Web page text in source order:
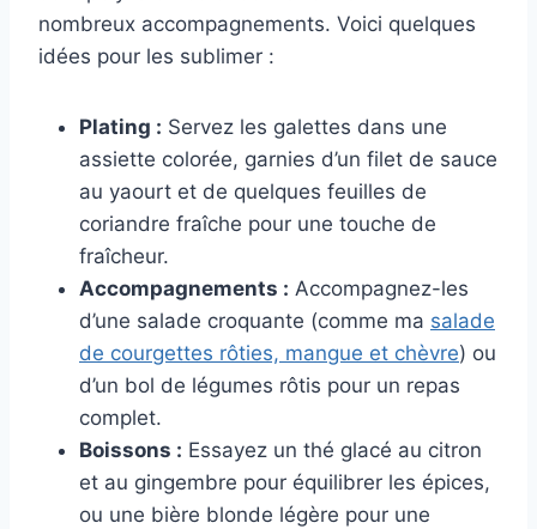
nombreux accompagnements. Voici quelques
idées pour les sublimer :
Plating : Servez les galettes dans une
assiette colorée, garnies d’un filet de sauce
au yaourt et de quelques feuilles de
coriandre fraîche pour une touche de
fraîcheur.
Accompagnements : Accompagnez-les
d’une salade croquante (comme ma salade
de courgettes rôties, mangue et chèvre) ou
d’un bol de légumes rôtis pour un repas
complet.
Boissons : Essayez un thé glacé au citron
et au gingembre pour équilibrer les épices,
ou une bière blonde légère pour une